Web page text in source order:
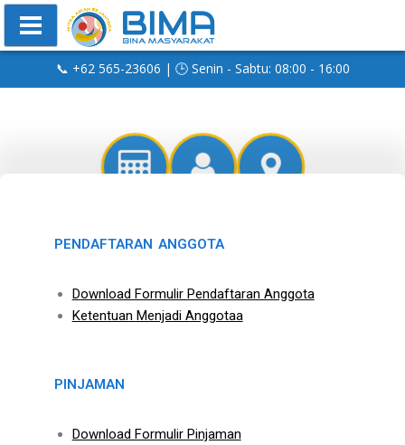
📞 +62 565-23606 | 🕒 Senin - Sabtu: 08:00 - 16:00
PENDAFTARAN ANGGOTA
Download Formulir Pendaftaran Anggota
Ketentuan Menjadi Anggotaa
PINJAMAN
Download Formulir Pinjaman